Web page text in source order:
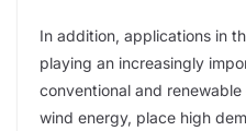
In addition, applications in
playing an increasingly
conventional and
wind energy, place high